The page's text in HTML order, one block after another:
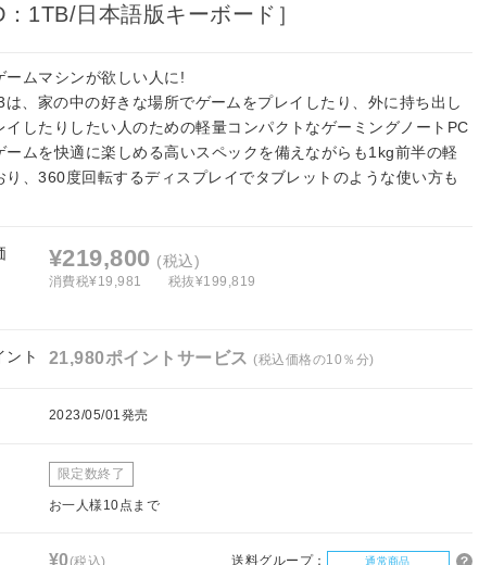
1TB/日本語版キーボード］
ームマシンが欲しい人に!
、家の中の好きな場所でゲームをプレイしたり、外に持ち出し
イしたりしたい人のための軽量コンパクトなゲーミングノートPC
ームを快適に楽しめる高いスペックを備えながらも1kg前半の軽
り、360度回転するディスプレイでタブレットのような使い方も
¥219,800 (税込)
消費税¥19,981 税抜¥199,819
ント 21,980ポイントサービス(税込価格の10％分)
2023/05/01発売
限定数終了
お一人様10点まで
¥0 送料グループ： 通常商品